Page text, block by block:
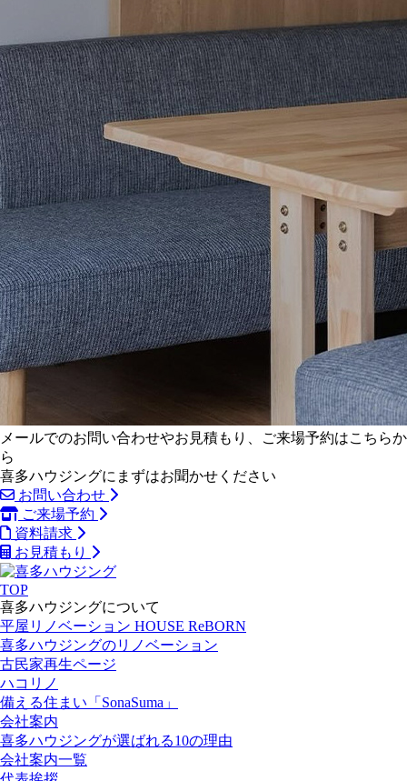
メールでのお問い合わせやお見積もり、ご来場予約はこちらか
ら
喜多ハウジングにまずはお聞かせください
お問い合わせ
ご来場予約
資料請求
お見積もり
TOP
喜多ハウジングについて
平屋リノベーション HOUSE ReBORN
喜多ハウジングのリノベーション
古民家再生ページ
ハコリノ
備える住まい「SonaSuma」
会社案内
喜多ハウジングが選ばれる10の理由
会社案内一覧